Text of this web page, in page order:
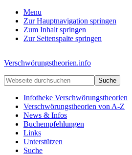
Menu
Zur Hauptnavigation springen
Zum Inhalt springen
Zur Seitenspalte springen
Verschwörungstheorien.info
Beiträge
zu
Merkmalen,
Funktionen
Risiken
konspirationistischen
Denkens
Webseite
durchsuchen
Infotheke Verschwörungstheorien
Verschwörungstheorien von A-Z
News & Infos
Buchempfehlungen
Links
Unterstützen
Suche